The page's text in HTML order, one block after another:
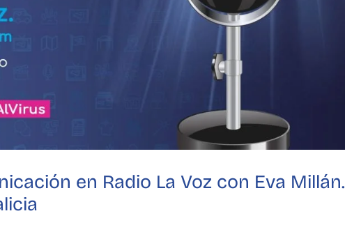
en Radio La Voz con Eva Millán.